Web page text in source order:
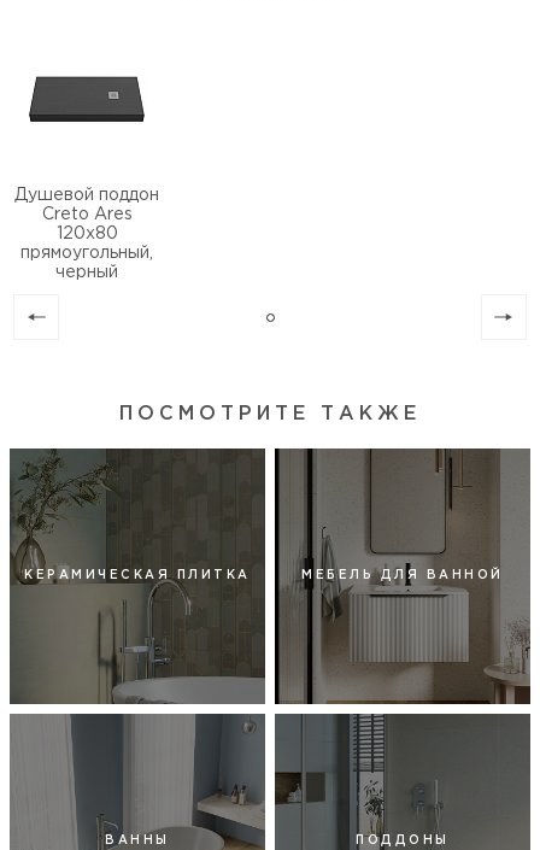
Монтаж
Душевой поддон
Creto Ares
120x80
прямоугольный,
черный
ПОСМОТРИТЕ ТАКЖЕ
КЕРАМИЧЕСКАЯ ПЛИТКА МЕБЕЛЬ ДЛЯ ВАННОЙ
ВАННЫ ПОДДОНЫ